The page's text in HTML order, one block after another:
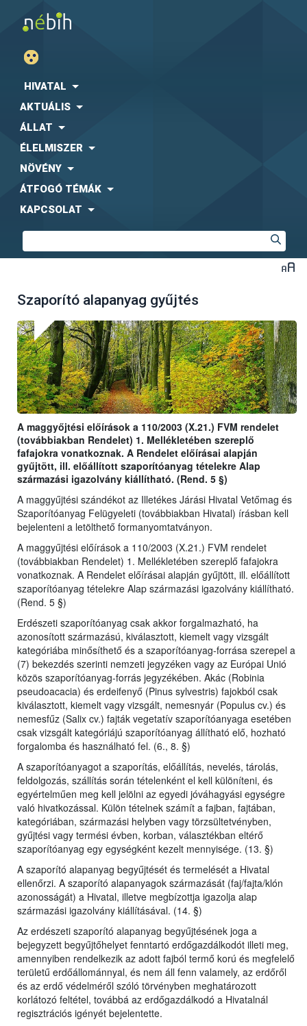
HIVATAL
AKTUÁLIS
ÁLLAT
ÉLELMISZER
NÖVÉNY
ÁTFOGÓ TÉMÁK
KAPCSOLAT
Szaporító alapanyag gyűjtés
A maggyőjtési előírások a 110/2003 (X.21.) FVM rendelet
(továbbiakban Rendelet) 1. Mellékletében szereplő
fafajokra vonatkoznak. A Rendelet előírásai alapján
gyűjtött, ill. előállított szaporítóanyag tételekre Alap
származási igazolvány kiállítható. (Rend. 5 §)
A maggyűjtési szándékot az Illetékes Járási Hivatal Vetőmag és
Szaporítóanyag Felügyeleti (továbbiakban Hivatal) írásban kell
bejelenteni a letölthető formanyomtatványon.
A maggyűjtési előírások a 110/2003 (X.21.) FVM rendelet
(továbbiakban Rendelet) 1. Mellékletében szereplő fafajokra
vonatkoznak. A Rendelet előírásai alapján gyűjtött, ill. előállított
szaporítóanyag tételekre Alap származási igazolvány kiállítható.
(Rend. 5 §)
Erdészeti szaporítóanyag csak akkor forgalmazható, ha
azonosított származású, kiválasztott, kiemelt vagy vizsgált
kategóriába minősíthető és a szaporítóanyag-forrása szerepel a
(7) bekezdés szerinti nemzeti jegyzéken vagy az Európai Unió
közös szaporítóanyag-forrás jegyzékében. Akác (Robinia
pseudoacacia) és erdeifenyő (Pinus sylvestris) fajokból csak
kiválasztott, kiemelt vagy vizsgált, nemesnyár (Populus cv.) és
nemesfűz (Salix cv.) fajták vegetatív szaporítóanyaga esetében
csak vizsgált kategóriájú szaporítóanyag állítható elő, hozható
forgalomba és használható fel. (6., 8. §)
A szaporítóanyagot a szaporítás, előállítás, nevelés, tárolás,
feldolgozás, szállítás során tételenként el kell különíteni, és
egyértelműen meg kell jelölni az egyedi jóváhagyási egységre
való hivatkozással. Külön tételnek számít a fajban, fajtában,
kategóriában, származási helyben vagy törzsültetvényben,
gyűjtési vagy termési évben, korban, választékban eltérő
szaporítóanyag egy egységként kezelt mennyisége. (13. §)
A szaporító alapanyag begyűjtését és termelését a Hivatal
ellenőrzi. A szaporító alapanyagok származását (faj/fajta/klón
azonosságát) a Hivatal, illetve megbízottja igazolja alap
származási igazolvány kiállításával. (14. §)
Az erdészeti szaporító alapanyag begyűjtésének joga a
bejegyzett begyűjtőhelyet fenntartó erdőgazdálkodót illeti meg,
amennyiben rendelkezik az adott fajból termő korú és megfelelő
területű erdőállománnyal, és nem áll fenn valamely, az erdőről
és az erdő védelméről szóló törvényben meghatározott
korlátozó feltétel, továbbá az erdőgazdálkodó a Hivatalnál
regisztrációs igényét bejelentette.